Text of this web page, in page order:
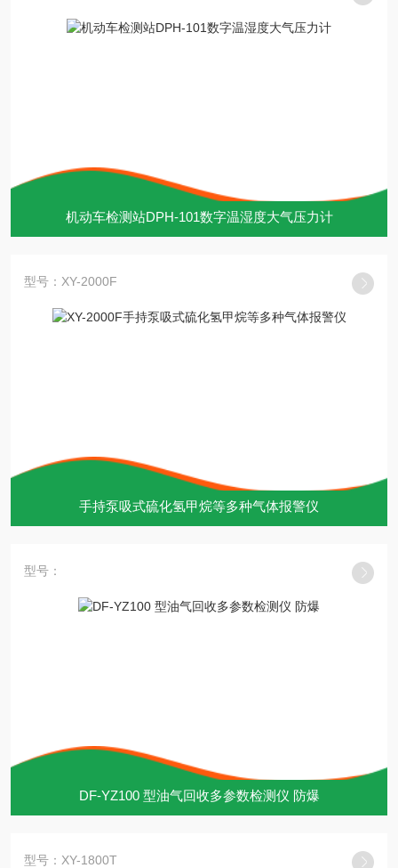
机动车检测站DPH-101数字温湿度大气压力计
型号：XY-2000F
手持泵吸式硫化氢甲烷等多种气体报警仪
型号：
DF-YZ100 型油气回收多参数检测仪 防爆
型号：XY-1800T